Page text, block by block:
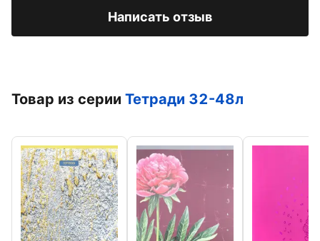
Написать отзыв
Товар из серии Тетради 32-48л